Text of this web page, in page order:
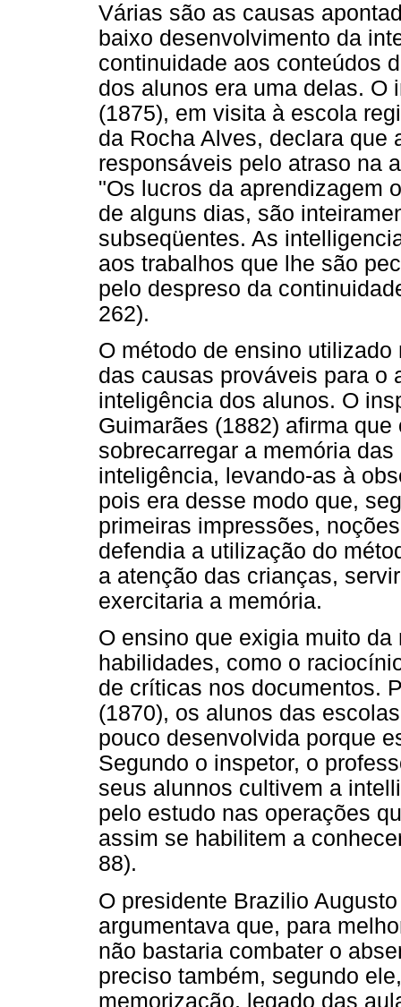
Várias são as causas
baixo desenvolvimento da
continuidade aos conteúdos
dos alunos era uma delas. O
(1875), em visita à escola
da Rocha Alves, declara que
responsáveis pelo atraso na
"Os lucros da aprendizagem
de alguns dias, são
subseqüentes. As
aos trabalhos que lhe são
pelo despreso da
262).
O método de ensino
das causas prováveis para o
inteligência dos alunos. O
Guimarães (1882) afirma
sobrecarregar a memória
inteligência, levando-as à
pois era desse modo que,
primeiras impressões,
defendia a utilização do
a atenção das crianças,
exercitaria a memória.
O ensino que exigia muito
habilidades, como o
de críticas nos documentos.
(1870), os alunos das
pouco desenvolvida porque
Segundo o inspetor, o
seus alunnos cultivem a
pelo estudo nas operações
assim se habilitem a
88).
O presidente Brazilio
argumentava que, para
não bastaria combater o
preciso também, segundo
memorização, legado das